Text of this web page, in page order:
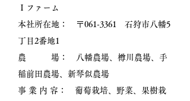
Ｉファーム
本社所在地： 〒061-3361 石狩市八幡5
丁目2番地1
​農 場： 八幡農場、樽川農場、手
稲前田農場、新琴似農場
事 業 内 容： 葡萄栽培、野菜、果樹栽